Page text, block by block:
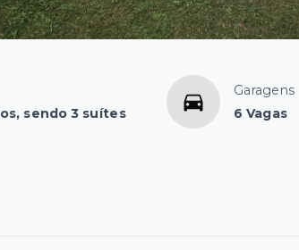
sendo 3 suítes
Garagens
6 Vagas